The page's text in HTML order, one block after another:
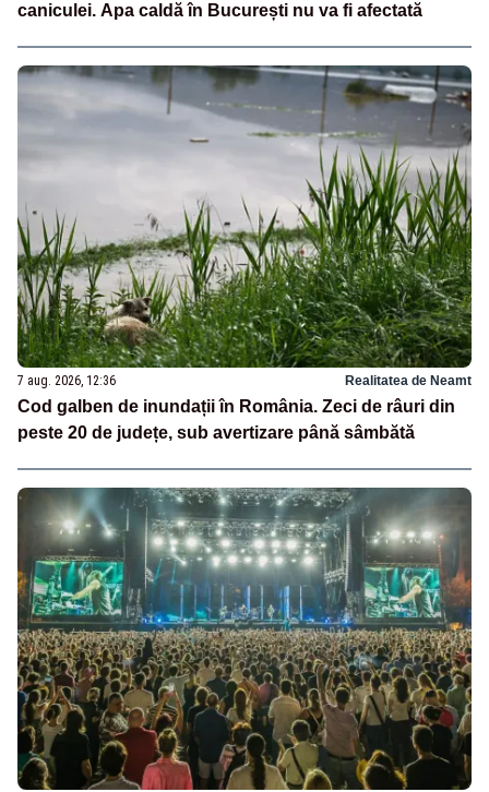
caniculei. Apa caldă în București nu va fi afectată
7 aug. 2026, 12:36 Realitatea de Neamt
Cod galben de inundații în România. Zeci de râuri din
peste 20 de județe, sub avertizare până sâmbătă